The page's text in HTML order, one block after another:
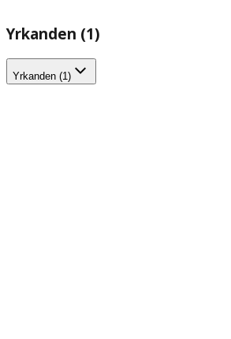
Yrkanden (1)
Yrkanden (1)